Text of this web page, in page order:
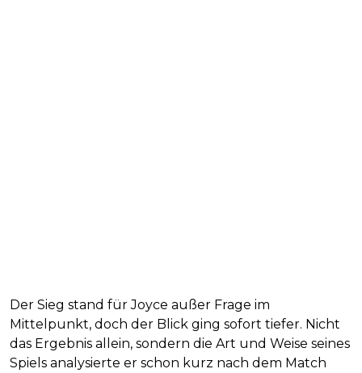
Der Sieg stand für Joyce außer Frage im
Mittelpunkt, doch der Blick ging sofort tiefer. Nicht
das Ergebnis allein, sondern die Art und Weise seines
Spiels analysierte er schon kurz nach dem Match